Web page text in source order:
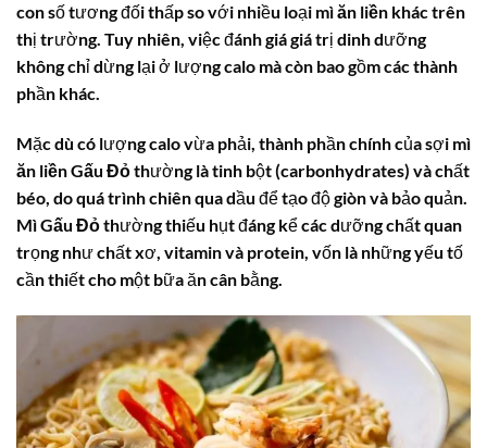
con số tương đối thấp so với nhiều loại mì ăn liền khác trên
thị trường. Tuy nhiên, việc đánh giá giá trị dinh dưỡng
không chỉ dừng lại ở lượng calo mà còn bao gồm các thành
phần khác.
Mặc dù có lượng calo vừa phải, thành phần chính của sợi mì
ăn liền Gấu Đỏthường là tinh bột (carbonhydrates) và chất
béo, do quá trình chiên qua dầu để tạo độ giòn và bảo quản.
Mì Gấu Đỏthường thiếu hụt đáng kể các dưỡng chất quan
trọng như chất xơ, vitamin và protein, vốn là những yếu tố
cần thiết cho một bữa ăn cân bằng.